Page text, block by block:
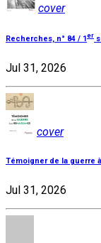
cover
Recherches, n° 84 / 1 er
Jul 31, 2026
cover
Témoigner de la guerre
Jul 31, 2026